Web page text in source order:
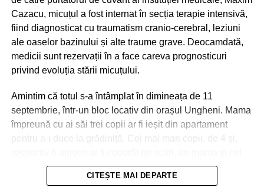
Nici în Chișinău situația nu a fost una mai bună. Aici
Cazacu, micuțul a fost internat în secția terapie intensivă,
fiind diagnosticat cu traumatism cranio-cerebral, leziuni
ale oaselor bazinului și alte traume grave. Deocamdată,
medicii sunt rezervații în a face careva prognosticuri
privind evoluția stării micuțului.
Amintim că totul s-a întâmplat în dimineața de 11
septembrie, într-un bloc locativ din orașul Ungheni. Mama
împreună cu ai săi trei copii ar fi ieșit din apartament
pentru a-i duce la grădiniță. Cei mai mari copii, de 4 și,
de-al treilea micuț, de 2 ani, urmau să meargă cu
ascensorul. La ușile deschise ale liftului, mama a reușit
CITEȘTE MAI DEPARTE